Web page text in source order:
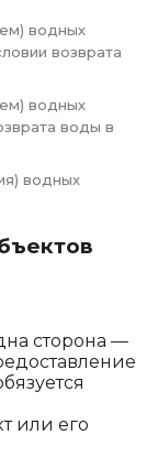
водных
возврата
водных
воды в
водных
сторона —
или его